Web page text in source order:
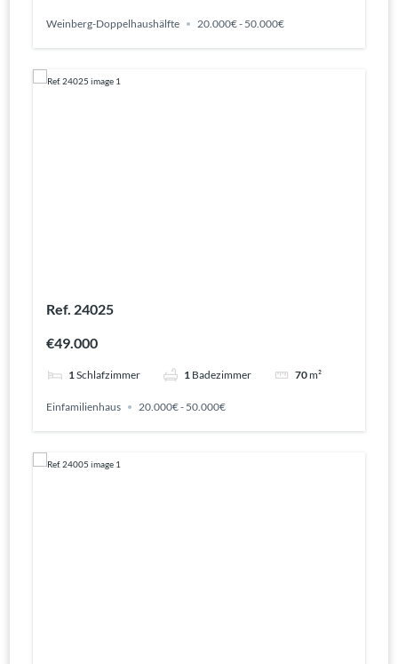
Weinberg-Doppelhaushälfte 20.000€ - 50.000€
Ref. 24025
€49.000
1Schlafzimmer 1 Badezimmer 70m²
Einfamilienhaus 20.000€ - 50.000€